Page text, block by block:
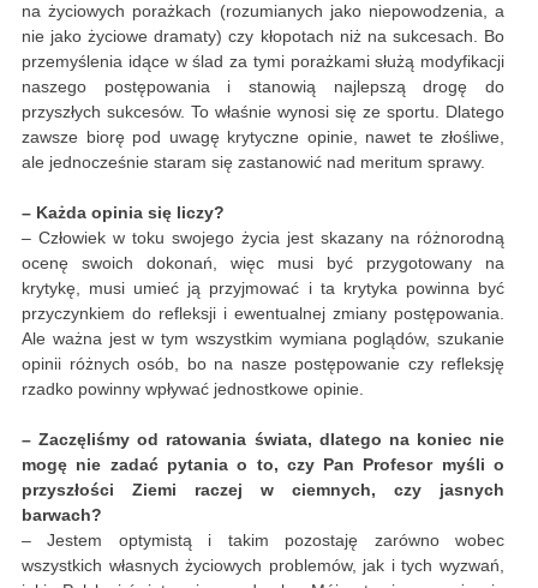
na życiowych porażkach (rozumianych jako niepowodzenia, a
nie jako życiowe dramaty) czy kłopotach niż na sukcesach. Bo
przemyślenia idące w ślad za tymi porażkami służą modyfikacji
naszego postępowania i stanowią najlepszą drogę do
przyszłych sukcesów. To właśnie wynosi się ze sportu. Dlatego
zawsze biorę pod uwagę krytyczne opinie, nawet te złośliwe,
ale jednocześnie staram się zastanowić nad meritum sprawy.
– Każda opinia się liczy?
– Człowiek w toku swojego życia jest skazany na różnorodną
ocenę swoich dokonań, więc musi być przygotowany na
krytykę, musi umieć ją przyjmować i ta krytyka powinna być
przyczynkiem do refleksji i ewentualnej zmiany postępowania.
Ale ważna jest w tym wszystkim wymiana poglądów, szukanie
opinii różnych osób, bo na nasze postępowanie czy refleksję
rzadko powinny wpływać jednostkowe opinie.
– Zaczęliśmy od ratowania świata, dlatego na koniec nie
mogę nie zadać pytania o to, czy Pan Profesor myśli o
przyszłości Ziemi raczej w ciemnych, czy jasnych
barwach?
– Jestem optymistą i takim pozostaję zarówno wobec
wszystkich własnych życiowych problemów, jak i tych wyzwań,